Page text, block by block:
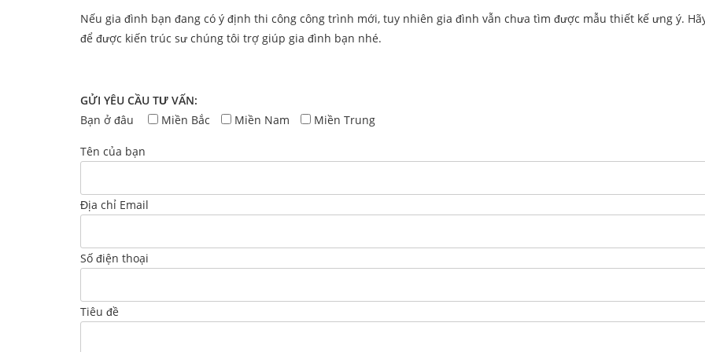
Nếu gia đình bạn đang có ý định thi công công trình mới, tuy nhiên gia đình vẫn chưa tìm được mẫu thiết kế ưng ý.
để được kiến trúc sư chúng tôi trợ giúp gia đình bạn nhé.
GỬI YÊU CẦU TƯ VẤN:
Bạn ở đâu
Miền Bắc Miền Nam Miền Trung
Tên của bạn
Địa chỉ Email
Số điện thoại
Tiêu đề